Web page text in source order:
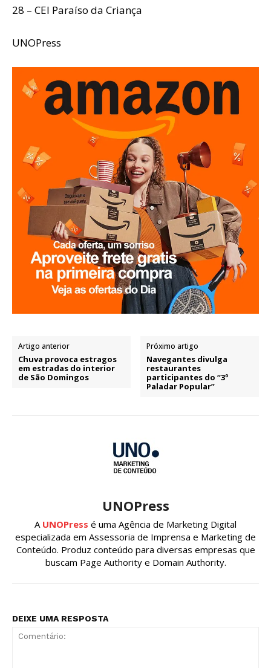
28 – CEI Paraíso da Criança
UNOPress
Artigo anterior
Chuva provoca estragos
em estradas do interior
de São Domingos
Próximo artigo
Navegantes divulga
restaurantes
participantes do “3º
Paladar Popular”
UNOPress
A UNOPress é uma Agência de Marketing Digital
especializada em Assessoria de Imprensa e Marketing de
Conteúdo. Produz conteúdo para diversas empresas que
buscam Page Authority e Domain Authority.
DEIXE UMA RESPOSTA